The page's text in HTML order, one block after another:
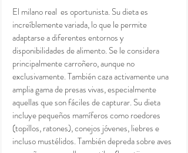
El milano real  es oportunista. Su dieta es
increíblemente variada, lo que le permite
adaptarse a diferentes entornos y
disponibilidades de alimento. Se le considera
principalmente carroñero, aunque no
exclusivamente. También caza activamente una
amplia gama de presas vivas, especialmente
aquellas que son fáciles de capturar. Su dieta
incluye pequeños mamíferos como roedores
(topillos, ratones), conejos jóvenes, liebres e
incluso mustélidos. También depreda sobre aves